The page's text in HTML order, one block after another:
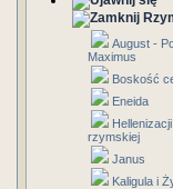
August -
Maximus
Boskość
Eneida
rzymskiej
Janus
Kaligula i